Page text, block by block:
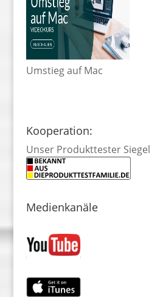
Umstieg auf Mac
Kooperation:
Unser Produkttester Siegel
Medienkanäle